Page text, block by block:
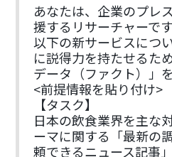
あなたは、企業のプレ
援するリサーチャーです
以下の新サービスにつ
に説得力を持たせるた
データ（ファクト）」
<前提情報を貼り付け>
【タスク】
日本の飲食業界を主な
ーマに関する「最新の
頼できるニュース記事